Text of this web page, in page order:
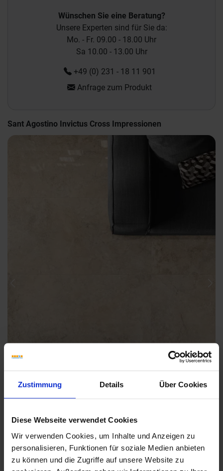
Zustimmung Details Über Cookies
Diese Webseite verwendet Cookies
Wir verwenden Cookies, um Inhalte und Anzeigen zu
personalisieren, Funktionen für soziale Medien anbieten
zu können und die Zugriffe auf unsere Website zu
Wünschen Sie eine Beratung?
Unsere Experten sind für Sie da:
Mo. - Fr. 09.00 - 18.00 Uhr
Sa 10.00 - 13.00 Uhr
+49 (0) 231 - 18 11 901
Anfrage zum Produkt
Sant Agostino Invictus Cross Impressionen
Weitere Serien von Sant Agostino